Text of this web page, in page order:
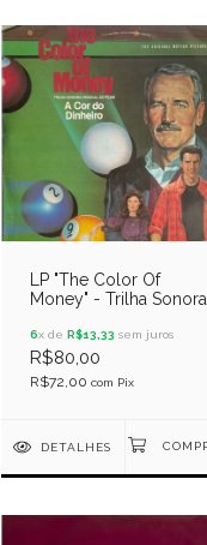
LP "The Color Of
Money" - Trilha Sonora
Do Dinheiro"
6x de R$13,33 sem juros
R$80,00
R$72,00 com Pix
DETALHES